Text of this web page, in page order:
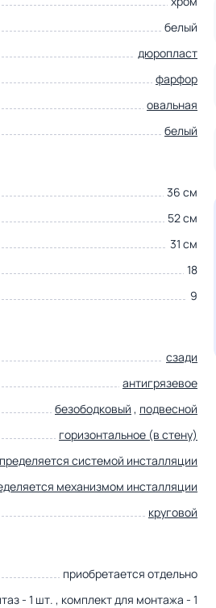
белый
дюропласт
фарфор
овальная
белый
36 см
52 см
31 см
18
9
сзади
антигрязевое
безободковый , подвесной
горизонтальное (в стену)
системой инсталляции
механизмом инсталляции
круговой
приобретается отдельно
- 1 шт. , комплект для монтажа - 1